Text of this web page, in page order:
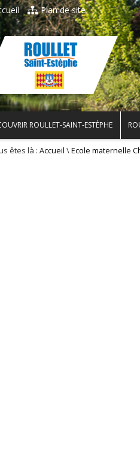
Plan de site
ROULLET-SAINT-ESTÈPHE
êtes là : Accueil \Ecole maternelle